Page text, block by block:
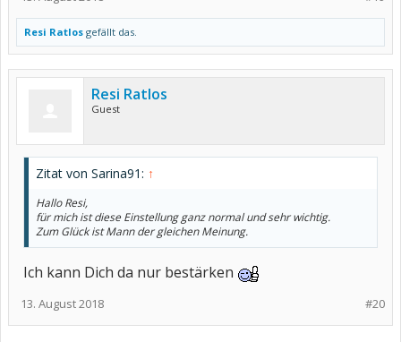
Resi Ratlos gefällt das.
Resi Ratlos
Guest
Zitat von Sarina91: ↑
Hallo Resi,
für mich ist diese Einstellung ganz normal und sehr wichtig.
Zum Glück ist Mann der gleichen Meinung.
Ich kann Dich da nur bestärken
#20
13. August 2018